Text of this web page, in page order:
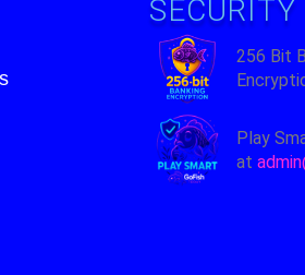
256 Bit
Play
at